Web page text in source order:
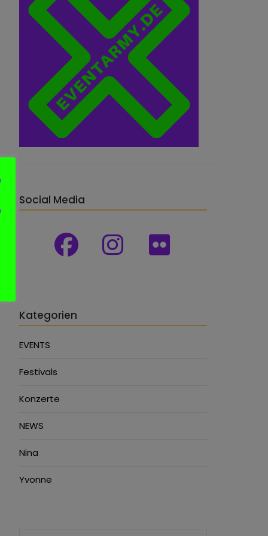
Social Media
Kategorien
EVENTS
Festivals
Konzerte
NEWS
Nina
Yvonne